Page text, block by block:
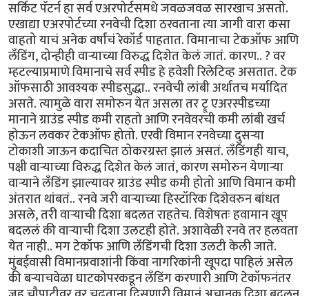
सर्किट पॅटर्न हा सर्व एअरपोर्टसमधे जवळजवळ सारखाच असतो.
एखाद्या एअरपोर्टच्या रनवेची दिशा ठरवताना त्या जागी वारा कसा
वाहतो याचं अनेक वर्षांचं रेकॉर्ड पाहतात. विमानाचा टेकऑफ आणि
लँडिंग, दोन्हीही वार्‍याच्या विरुद्ध दिशेत केलं जातं. कारण.. ? वर
म्हटल्याप्रमाणे विमानाचे सर्व स्पीड हे हवेशी रिलेटिव्ह असतात. टेक
ऑफसाठी आवश्यक स्पीडसुद्धा.. रनवेची लांबी अर्थातच मर्यादित
असते. त्यामुळे वारा समोरुन येत असला तर ट्रू एअरस्पीडच्या
मानाने ग्राउंड स्पीड कमी राहतो आणि रनवेवरची कमी लांबी खर्च
होऊन लवकर टेकऑफ होतो. एरवी विमान रनवेच्या दुसर्‍या
टोकाशी जाऊन कदाचित ठोकरग्रस्त झालं असतं. लँडिंगही याच,
पक्षी वार्‍याच्या विरुद्ध दिशेत केलं जातं, कारण समोरुन येणार्‍या
वार्‍याने लँडिंग झाल्यावर ग्राउंड स्पीड कमी होतो आणि विमान कमी
अंतरात थांबतं.. रनवे जरी वार्‍याच्या हिस्टॉरिक दिशेवरुन बांधत
असले, तरी वार्‍याची दिशा बदलत राहतेच. विशेषतः हवामान खूप
बदललं की वार्‍याची दिशा उलटही होते. अशावेळी रनवे तर हलवता
येत नाही.. मग टेकॉफ आणि लँडिंगची दिशा उलटी केली जाते.
मुंबईवासी विमानप्रवाशांनी किंवा नागरिकांनी खूपदा पाहिलं असेल
की बर्‍याचवेळा घाटकोपरकडून लँडिंग करणारी आणि टेकॉफनंतर